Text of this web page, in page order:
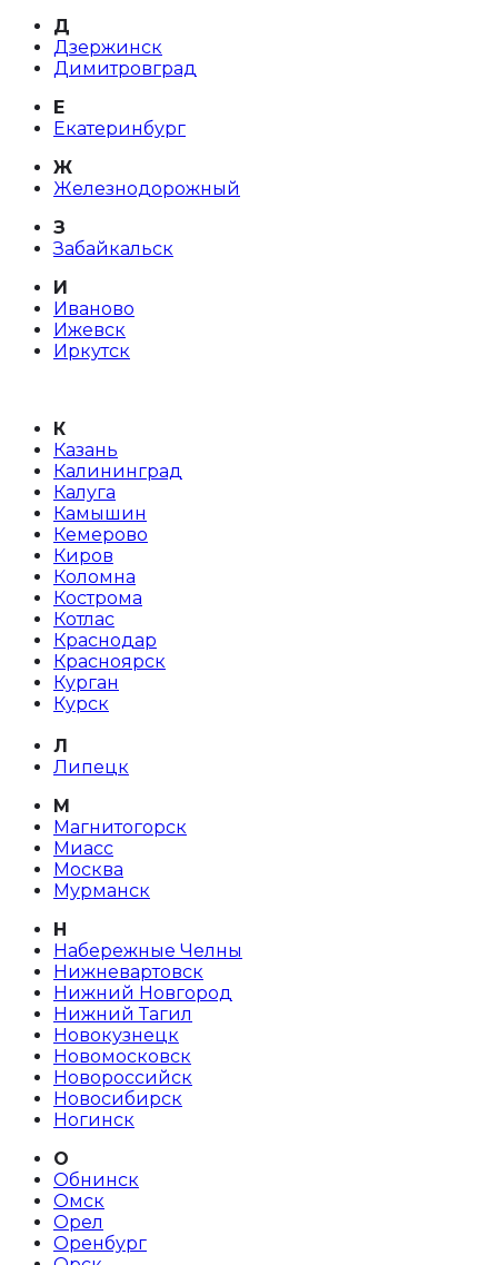
Д
Дзержинск
Димитровград
Е
Екатеринбург
Ж
Железнодорожный
З
Забайкальск
И
Иваново
Ижевск
Иркутск
К
Казань
Калининград
Калуга
Камышин
Кемерово
Киров
Коломна
Кострома
Котлас
Краснодар
Красноярск
Курган
Курск
Л
Липецк
М
Магнитогорск
Миасс
Москва
Мурманск
Н
Набережные Челны
Нижневартовск
Нижний Новгород
Нижний Тагил
Новокузнецк
Новомосковск
Новороссийск
Новосибирск
Ногинск
О
Обнинск
Омск
Орел
Оренбург